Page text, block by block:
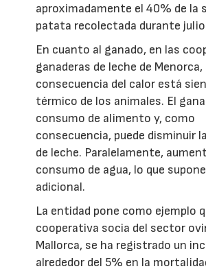
aproximadamente el 40% de la
patata recolectada durante
En cuanto al ganado, en las
ganaderas de leche de
consecuencia del calor está
térmico de los animales. El
consumo de alimento y, como
consecuencia, puede disminuir
de leche. Paralelamente,
consumo de agua, lo que
adicional.
La entidad pone como ejemplo
cooperativa socia del sector
Mallorca, se ha registrado un
alrededor del 5% en la